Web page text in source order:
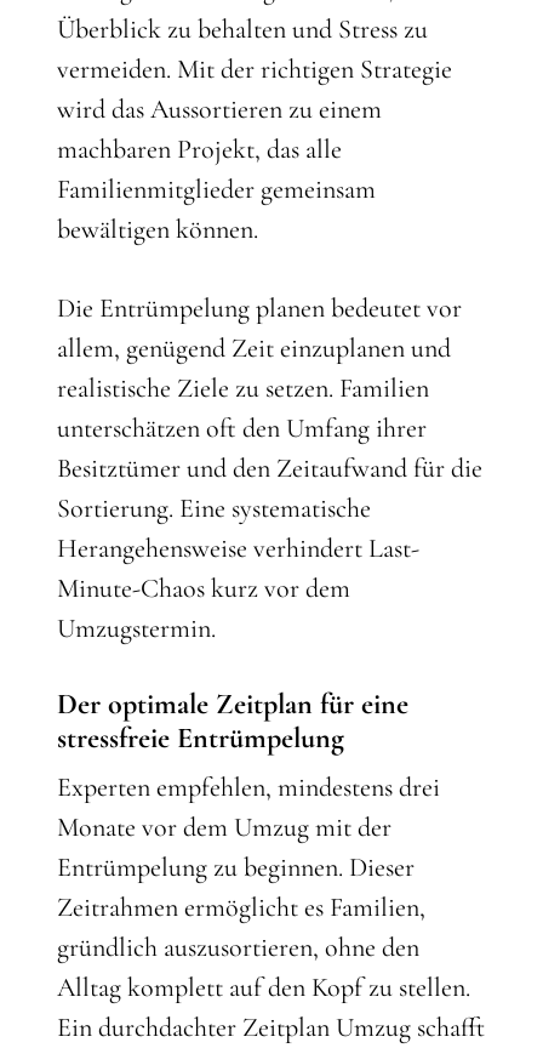
Überblick zu behalten und Stress zu
vermeiden. Mit der richtigen Strategie
wird das Aussortieren zu einem
machbaren Projekt, das alle
Familienmitglieder gemeinsam
bewältigen können.
Die Entrümpelung planen bedeutet vor
allem, genügend Zeit einzuplanen und
realistische Ziele zu setzen. Familien
unterschätzen oft den Umfang ihrer
Besitztümer und den Zeitaufwand für die
Sortierung. Eine systematische
Herangehensweise verhindert Last-
Minute-Chaos kurz vor dem
Umzugstermin.
Der optimale Zeitplan für eine
stressfreie Entrümpelung
Experten empfehlen, mindestens drei
Monate vor dem Umzug mit der
Entrümpelung zu beginnen. Dieser
Zeitrahmen ermöglicht es Familien,
gründlich auszusortieren, ohne den
Alltag komplett auf den Kopf zu stellen.
Ein durchdachter Zeitplan Umzug schafft